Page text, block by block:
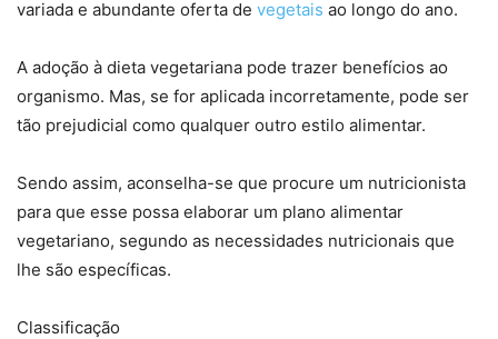
variada e abundante oferta de vegetais ao longo do ano.
A adoção à dieta vegetariana pode trazer benefícios ao
organismo. Mas, se for aplicada incorretamente, pode ser
tão prejudicial como qualquer outro estilo alimentar.
Sendo assim, aconselha-se que procure um nutricionista
para que esse possa elaborar um plano alimentar
vegetariano, segundo as necessidades nutricionais que
lhe são específicas.
Classificação